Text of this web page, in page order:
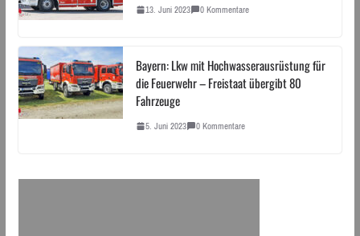
13. Juni 2023 0 Kommentare
Bayern: Lkw mit Hochwasserausrüstung für
die Feuerwehr – Freistaat übergibt 80
Fahrzeuge
5. Juni 2023 0 Kommentare